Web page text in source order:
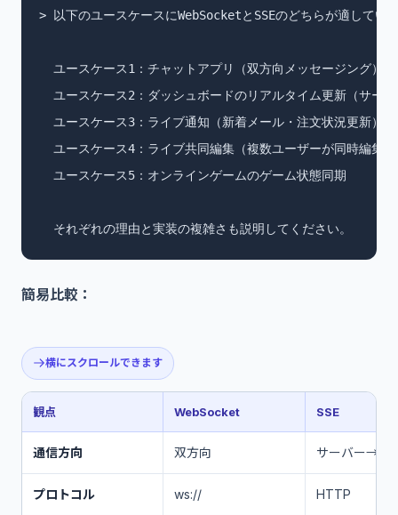
> 以下のユースケースにWebSocketとSSEのどちらが適してい
  ユースケース1：チャットアプリ（双方向メッセージング）
ユースケース2：ダッシュボードのリアルタイム更新（サー
  ユースケース3：ライブ通知（新着メール・注文状況更新）
  ユースケース4：ライブ共同編集（複数ユーザーが同時編集）
  ユースケース5：オンラインゲームのゲーム状態同期
  それぞれの理由と実装の複雑さも説明してください。
簡易比較：
横にスクロールできます
観点 WebSocket SSE
通信方向 双方向 サーバー→ク
プロトコル ws:// HTTP